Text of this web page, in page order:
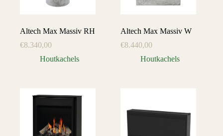
Altech Max Massiv RH
€8.340,00
Houtkachels
Altech Max Massiv W
€8.440,00
Houtkachels